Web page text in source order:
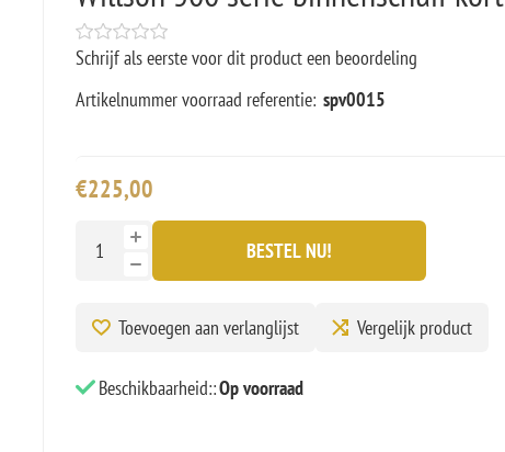
Schrijf als eerste voor dit product een beoordeling
Artikelnummer voorraad referentie: spv0015
€225,00
BESTEL NU!
Toevoegen aan verlanglijst Vergelijk product
Beschikbaarheid::Op voorraad